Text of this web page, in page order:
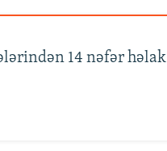
14 nəfər həlak